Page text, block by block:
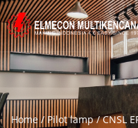
Home/Pilot lamp/ CNSL